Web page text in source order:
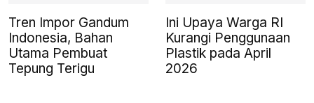
Tren Impor Gandum
Indonesia, Bahan
Utama Pembuat
Tepung Terigu
Ini Upaya Warga RI
Kurangi Penggunaan
Plastik pada April
2026